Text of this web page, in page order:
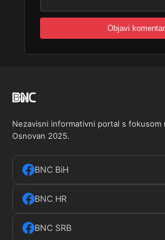
Nezavisni informativni portal s fokusom
Osnovan 2025.
BNC BiH
BNC HR
BNC SRB